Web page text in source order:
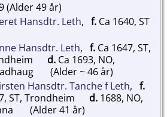
(Alder 49 år)
Hansdtr. Leth, f. Ca 1640, ST
Hansdtr. Leth, f. Ca 1647, ST,
d. Ca 1693, NO,
(Alder ~ 46 år)
Hansdtr. Tanche f Leth, f.
ST, Trondheim
d. 1688, NO,
(Alder 41 år)